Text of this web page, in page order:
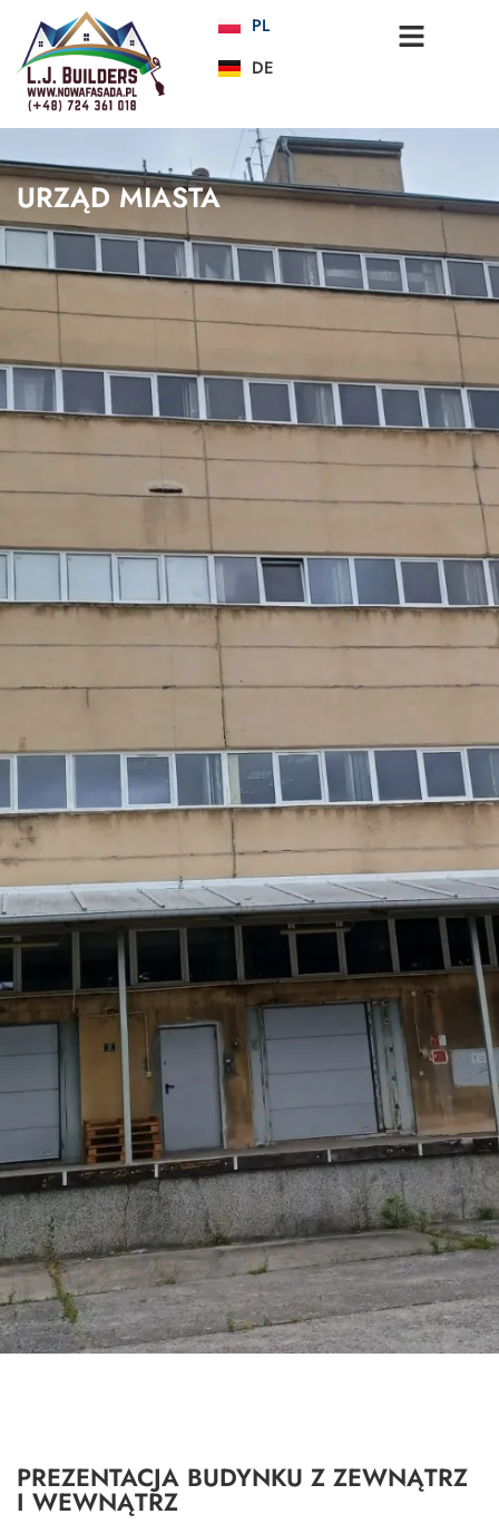
PL
DE
URZĄD MIASTA
PREZENTACJA BUDYNKU Z ZEWNĄTRZ
I WEWNĄTRZ